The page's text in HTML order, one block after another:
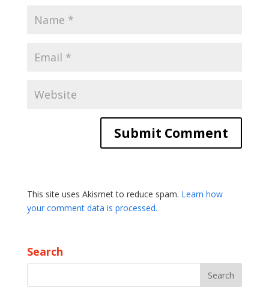
This site uses Akismet to reduce spam. Learn how
your comment data is processed.
Search